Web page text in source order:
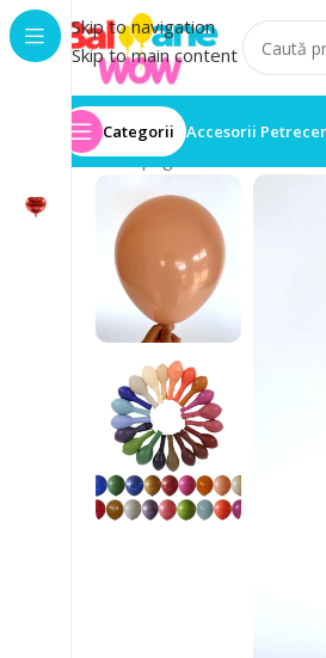
Skip to navigation
Skip to main content
Categorii Accesorii
Prima pagină